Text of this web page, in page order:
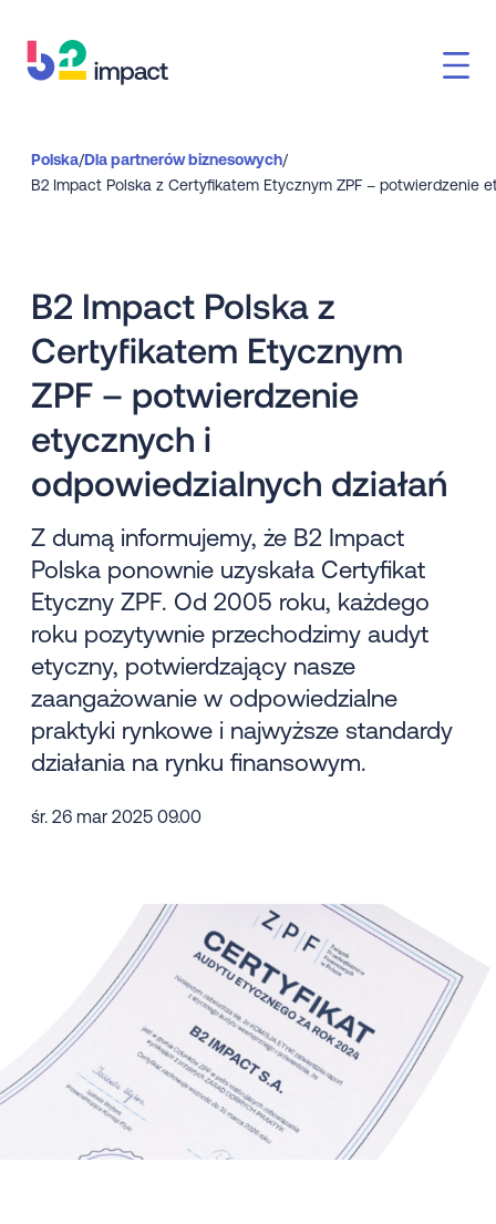
Polska/Dla partnerów biznesowych/
B2 Impact Polska z
Certyfikatem Etycznym
ZPF – potwierdzenie
etycznych i
odpowiedzialnych działań
Z dumą informujemy, że B2 Impact
Polska ponownie uzyskała Certyfikat
Etyczny ZPF. Od 2005 roku, każdego
roku pozytywnie przechodzimy audyt
etyczny, potwierdzający nasze
zaangażowanie w odpowiedzialne
praktyki rynkowe i najwyższe standardy
działania na rynku finansowym.
śr. 26 mar 2025 09.00